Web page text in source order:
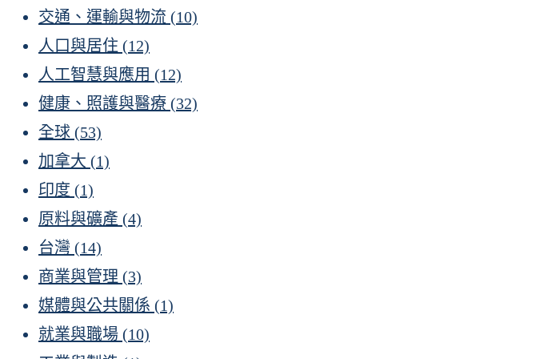
交通、運輸與物流 (10)
人口與居住 (12)
人工智慧與應用 (12)
健康、照護與醫療 (32)
全球 (53)
加拿大 (1)
印度 (1)
原料與礦產 (4)
台灣 (14)
商業與管理 (3)
媒體與公共關係 (1)
就業與職場 (10)